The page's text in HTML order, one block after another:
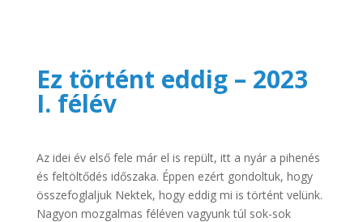
Ez történt eddig – 2023
I. félév
Az idei év első fele már el is repült, itt a nyár a pihenés
és feltöltődés időszaka. Éppen ezért gondoltuk, hogy
összefoglaljuk Nektek, hogy eddig mi is történt velünk.
Nagyon mozgalmas féléven vagyunk túl sok-sok